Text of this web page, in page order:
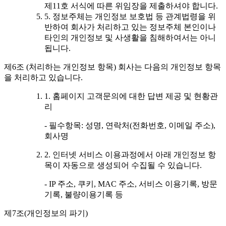
제11호 서식에 따른 위임장을 제출하셔야 합니다.
5. 정보주체는 개인정보 보호법 등 관계법령을 위
반하여 회사가 처리하고 있는 정보주체 본인이나
타인의 개인정보 및 사생활을 침해하여서는 아니
됩니다.
제6조 (처리하는 개인정보 항목) 회사는 다음의 개인정보 항목
을 처리하고 있습니다.
1. 홈페이지 고객문의에 대한 답변 제공 및 현황관
리
- 필수항목: 성명, 연락처(전화번호, 이메일 주소),
회사명
2. 인터넷 서비스 이용과정에서 아래 개인정보 항
목이 자동으로 생성되어 수집될 수 있습니다.
- IP 주소, 쿠키, MAC 주소, 서비스 이용기록, 방문
기록, 불량이용기록 등
제7조(개인정보의 파기)